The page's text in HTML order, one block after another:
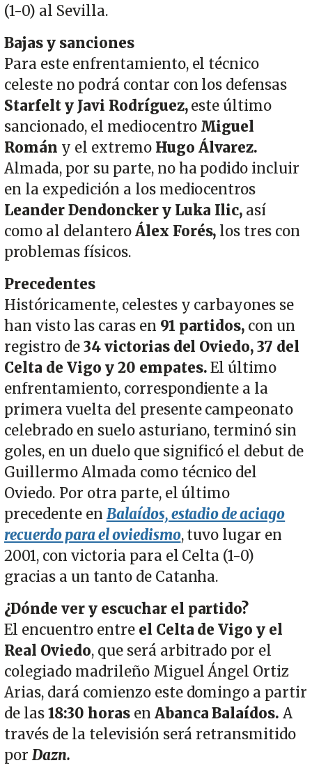
(1-0) al Sevilla.
Bajas y sanciones
Para este enfrentamiento, el técnico
celeste no podrá contar con los defensas
Starfelt y Javi Rodríguez,este último
sancionado, el mediocentro Miguel
Román y el extremo Hugo Álvarez.
Almada, por su parte, no ha podido incluir
en la expedición a los mediocentros
Leander Dendoncker y Luka Ilic, así
como al delanteroÁlex Forés, los tres con
problemas físicos.
Precedentes
Históricamente, celestes y carbayones se
han visto las caras en 91 partidos, con un
registro de34 victorias del Oviedo, 37 del
Celta de Vigo y 20 empates.El último
enfrentamiento, correspondiente a la
primera vuelta del presente campeonato
celebrado en suelo asturiano, terminó sin
goles, en un duelo que significó el debut de
Guillermo Almada como técnico del
Oviedo. Por otra parte, el último
precedente en Balaídos, estadio de aciago
recuerdo para el oviedismo, tuvo lugar en
2001, con victoria para el Celta (1-0)
gracias a un tanto de Catanha.
¿Dónde ver y escuchar el partido?
El encuentro entre el Celta de Vigo y el
Real Oviedo, que será arbitrado por el
colegiado madrileño Miguel Ángel Ortiz
Arias, dará comienzo este domingo a partir
de las18:30 horas en Abanca Balaídos. A
través de la televisión será retransmitido
porDazn.